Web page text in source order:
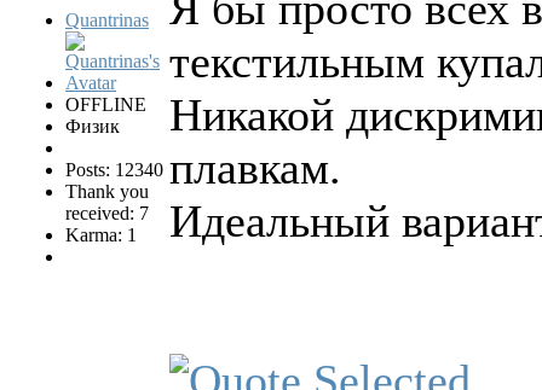
Quantrinas
OFFLINE
Физик
Posts: 12340
Thank you
received: 7
Karma: 1
текстильным
Никакой
плавкам.
Идеальный